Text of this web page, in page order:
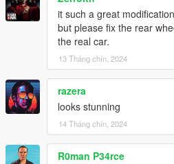
it such a great
but please fix the rear
the real car.
13 Tháng chín, 2024
razera
looks stunning
14 Tháng chín, 2024
R0man P34rce